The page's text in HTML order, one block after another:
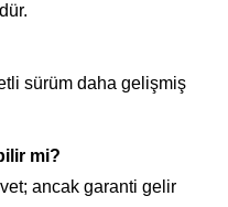
sürüm daha gelişmiş
mi?
ancak garanti gelir